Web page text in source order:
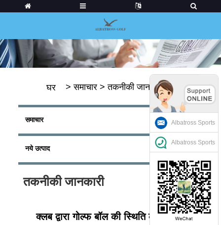
घर > समाचार > तकनीकी जानकारी
समाचार
नये उत्पाद
तकनीकी जानकारी
क्लब द्वारा गोल्फ बॉल की स्थिति के लिए गाइड
Albatross Sports
Albatross Sports